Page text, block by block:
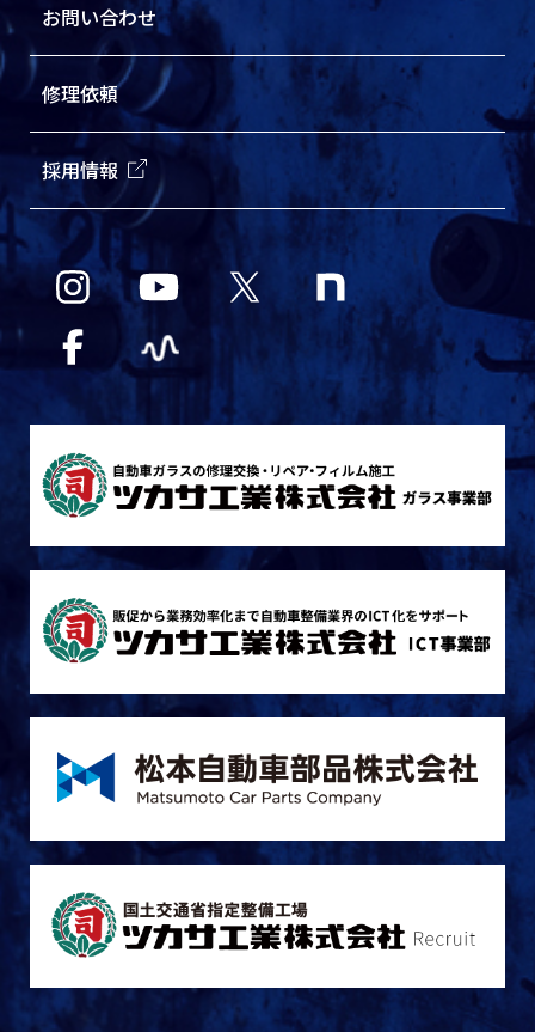
お問い合わせ
修理依頼
採用情報